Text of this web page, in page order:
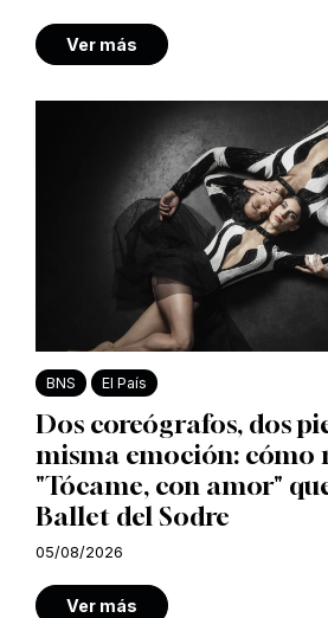
Ver más
BNS El País
Dos coreógrafos, dos
misma emoción: cómo
"Tócame, con amor"
Ballet del Sodre
05/08/2026
Ver más